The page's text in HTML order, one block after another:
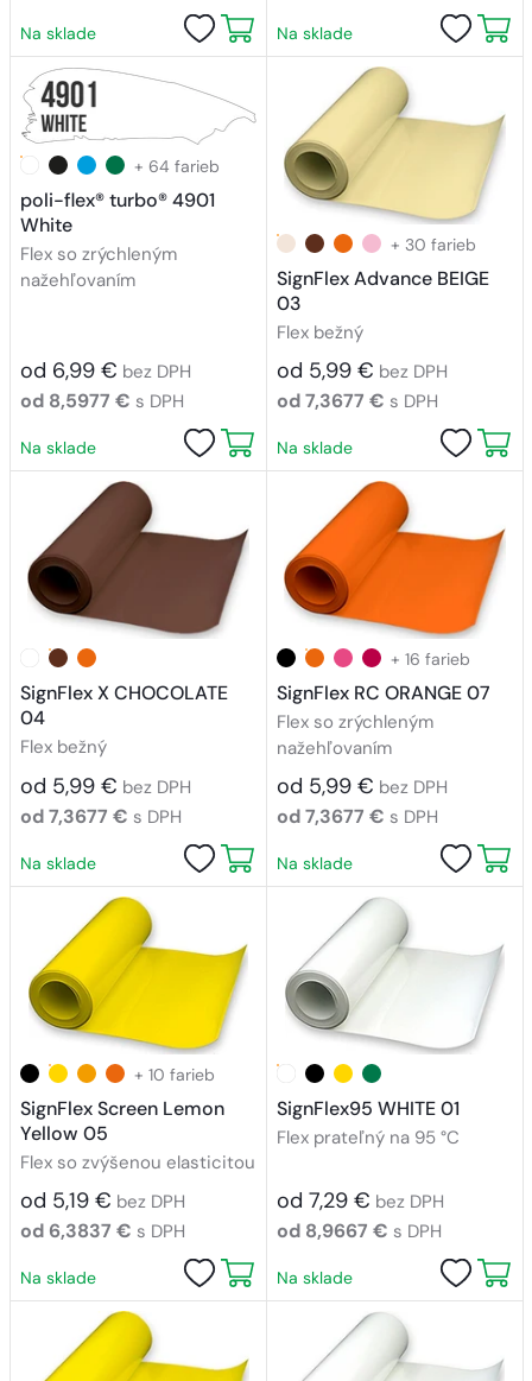
Na sklade Na sklade
+ 64 farieb
poli-flex® turbo® 4901
White
Flex so zrýchleným
nažehľovaním
od 6,99 € bez DPH
od 8,5977 € s DPH
Na sklade
+ 30 farieb
SignFlex Advance BEIGE
03
Flex bežný
od 5,99 € bez DPH
od 7,3677 € s DPH
Na sklade
SignFlex X CHOCOLATE
04
Flex bežný
od 5,99 € bez DPH
od 7,3677 € s DPH
Na sklade
+ 16 farieb
SignFlex RC ORANGE 07
Flex so zrýchleným
nažehľovaním
od 5,99 € bez DPH
od 7,3677 € s DPH
Na sklade
+ 10 farieb
SignFlex Screen Lemon
Yellow 05
Flex so zvýšenou elasticitou
od 5,19 € bez DPH
od 6,3837 € s DPH
Na sklade
SignFlex95 WHITE 01
Flex prateľný na 95 °C
od 7,29 € bez DPH
od 8,9667 € s DPH
Na sklade